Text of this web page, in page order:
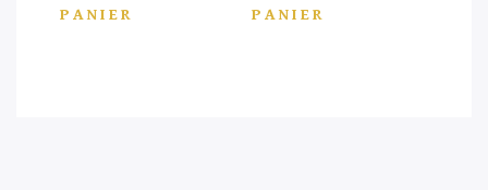
PANIER
PANIER